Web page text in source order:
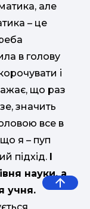
але
– це
в голову
і
що раз
значить
все в
я – пуп
підхід.
науки, а
учня.